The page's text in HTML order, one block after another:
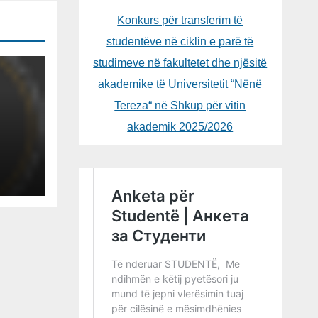
Konkurs për transferim të
studentëve në ciklin e parë të
studimeve në fakultetet dhe njësitë
akademike të Universitetit “Nënë
Tereza“ në Shkup për vitin
akademik 2025/2026